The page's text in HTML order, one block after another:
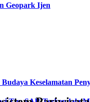
Geopark Ijen
Keselamatan